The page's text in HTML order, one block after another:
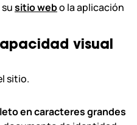
sitio webo la aplicación
visual
sitio.
en caracteres grandes